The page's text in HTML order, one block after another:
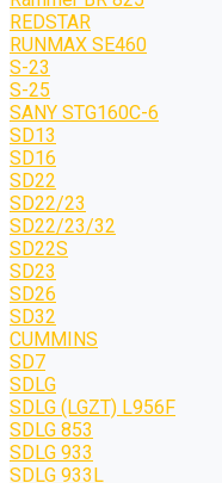
REDSTAR
RUNMAX SE460
S-23
S-25
SANY STG160C-6
SD13
SD16
SD22
SD22/23
SD22/23/32
SD22S
SD23
SD26
SD32
CUMMINS
SD7
SDLG
SDLG (LGZT) L956F
SDLG 853
SDLG 933
SDLG 933L